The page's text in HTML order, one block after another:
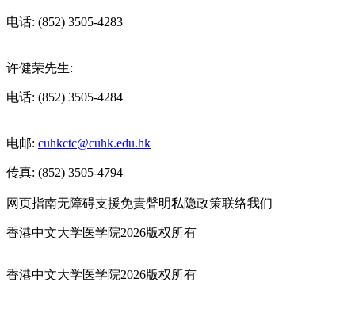
电话: (852) 3505-4283
许健荣先生:
电话: (852) 3505-4284
电邮: cuhkctc@cuhk.edu.hk
传真: (852) 3505-4794
网页指南无障碍支援免責聲明私隐政策联络我们
香港中文大学医学院2026版权所有
香港中文大学医学院2026版权所有